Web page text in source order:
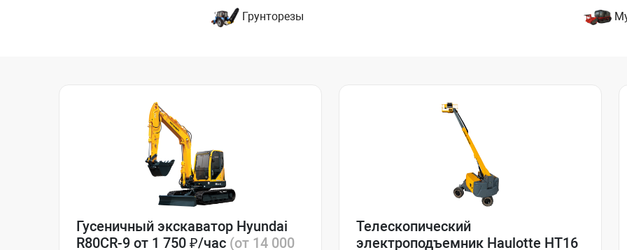
Грунторезы
Гусеничный экскаватор Hyundai
R80CR-9 от 1 750 ₽/час (от 14 000
Телескопический
электроподъемник Haulotte HT16